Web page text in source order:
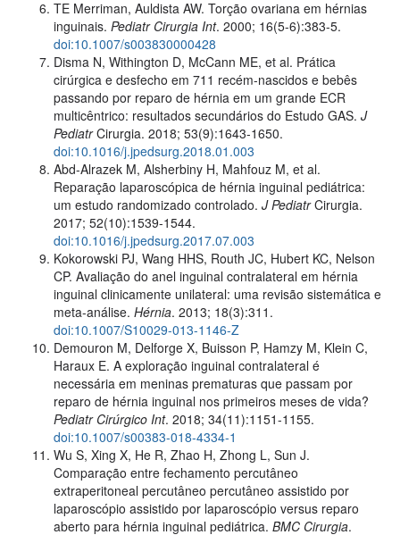
TE Merriman, Auldista AW. Torção ovariana em hérnias
inguinais. Pediatr Cirurgia Int. 2000; 16(5-6):383-5.
doi:10.1007/s003830000428
Disma N, Withington D, McCann ME, et al. Prática
cirúrgica e desfecho em 711 recém-nascidos e bebês
passando por reparo de hérnia em um grande ECR
multicêntrico: resultados secundários do Estudo GAS. J
Pediatr Cirurgia. 2018; 53(9):1643-1650.
doi:10.1016/j.jpedsurg.2018.01.003
Abd-Alrazek M, Alsherbiny H, Mahfouz M, et al.
Reparação laparoscópica de hérnia inguinal pediátrica:
um estudo randomizado controlado. J Pediatr Cirurgia.
2017; 52(10):1539-1544.
doi:10.1016/j.jpedsurg.2017.07.003
Kokorowski PJ, Wang HHS, Routh JC, Hubert KC, Nelson
CP. Avaliação do anel inguinal contralateral em hérnia
inguinal clinicamente unilateral: uma revisão sistemática e
meta-análise. Hérnia. 2013; 18(3):311.
doi:10.1007/S10029-013-1146-Z
Demouron M, Delforge X, Buisson P, Hamzy M, Klein C,
Haraux E. A exploração inguinal contralateral é
necessária em meninas prematuras que passam por
reparo de hérnia inguinal nos primeiros meses de vida?
Pediatr Cirúrgico Int. 2018; 34(11):1151-1155.
doi:10.1007/s00383-018-4334-1
Wu S, Xing X, He R, Zhao H, Zhong L, Sun J.
Comparação entre fechamento percutâneo
extraperitoneal percutâneo percutâneo assistido por
laparoscópio assistido por laparoscópio versus reparo
aberto para hérnia inguinal pediátrica. BMC Cirurgia.